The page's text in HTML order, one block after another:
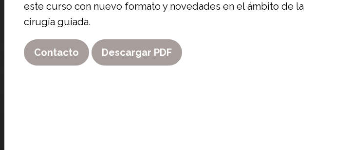
este curso con nuevo formato y novedades en el ámbito de la
cirugía guiada.
Contacto Descargar PDF